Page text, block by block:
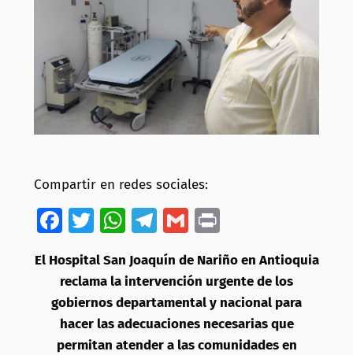
Compartir en redes sociales:
Facebook
Twitter
WhatsApp
Telegram
Gmail
El Hospital San Joaquín de Nariño en Antioquia
reclama la intervención urgente de los
gobiernos departamental y nacional para
hacer las adecuaciones necesarias que
permitan atender a las comunidades en